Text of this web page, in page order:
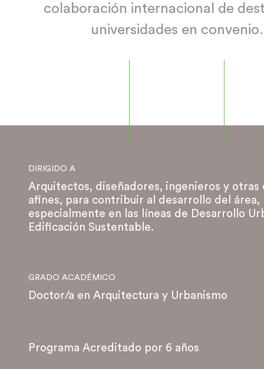
colaboración internacional de
universidades en convenio.
DIRIGIDO A
Arquitectos, diseñadores, ingenieros y otras
afines, para contribuir al desarrollo del área,
especialmente en las líneas de Desarrollo
Edificación Sustentable.
GRADO ACADÉMICO
Doctor/a en Arquitectura y Urbanismo
Programa Acreditado por 6 años